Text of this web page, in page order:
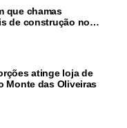
que chamas
de construção no
atinge loja de
Monte das Oliveiras